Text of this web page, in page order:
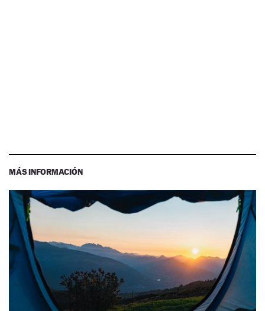
MÁS INFORMACIÓN